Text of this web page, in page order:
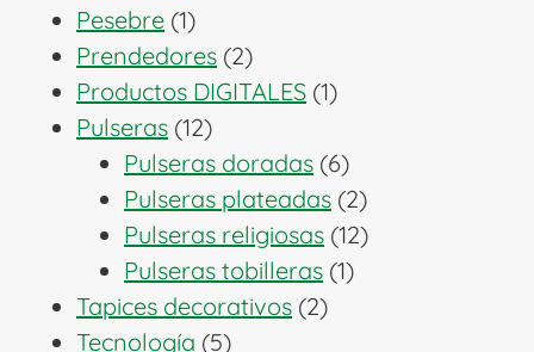
Pesebre 11
producto
Prendedores 22
productos
Productos DIGITALES 11
Pulseras 1212
productos
Pulseras doradas 66
productos
Pulseras plateadas 22
productos
Pulseras religiosas 1212
Pulseras tobilleras 11
Tapices decorativos 22
Tecnología 55